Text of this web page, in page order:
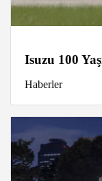
Isuzu 100
Haberler